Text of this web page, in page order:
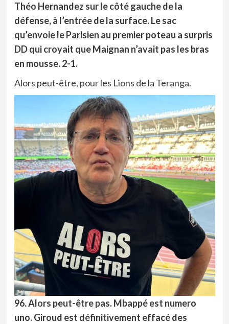
Théo Hernandez sur le côté gauche de la
défense, à l’entrée de la surface. Le sac
qu’envoie le Parisien au premier poteau a surpris
DD qui croyait que Maignan n’avait pas les bras
en mousse. 2-1.
Alors peut-être, pour les Lions de la Teranga.
96. Alors peut-être pas. Mbappé est numero
uno. Giroud est définitivement effacé des